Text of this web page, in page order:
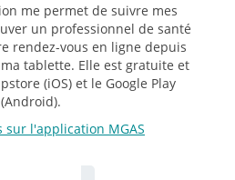
me permet de suivre mes
un professionnel de santé
rendez-vous en ligne depuis
tablette. Elle est gratuite et
(iOS) et le Google Play
(Android).
sur l'application MGAS